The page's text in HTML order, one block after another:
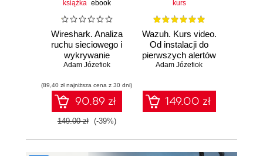
3.6. TCP Dump
00:11:31
3.7. DHCP Starvation
00:08:20
3.8. Atak STP Root Bridge
00:12:50
3.9. CDP Flooding
3.10. Atak na DTP
00:09:47
3.11. Zakończenie kursu
książka ebook
Wireshark. Analiza
ruchu sieciowego i
wykrywanie
włamań
Adam Józefiok
(89,40 zł najniższa cena z 30 dni)
90.89 zł
149.00 zł (-39%)
kurs
Wazuh. Kurs video.
Od instalacji do
pierwszych alertów
Adam Józefiok
149.00 zł